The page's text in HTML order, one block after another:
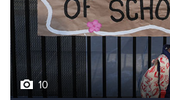
10
Фотохроника 7 августа